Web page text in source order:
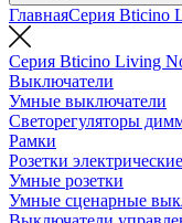
ГлавнаяСерия Bticino
Серия Bticino Living
Выключатели
Умные выключатели
Светорегуляторы
Рамки
Розетки электрические
Умные розетки
Умные сценарные